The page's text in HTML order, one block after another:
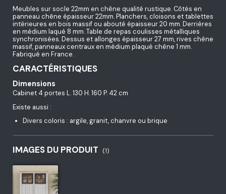
Meubles sur socle 22mm en chêne qualité rustique. Côtés en
panneau chêne épaisseur 22mm. Planchers, cloisons et tablettes
intérieures en bois massif ou abouté épaisseur 20 mm. Derrières
en médium laqué 8 mm. Table de repas coulisses métalliques
synchronisées. Dessus et allonges épaisseur 27 mm, rives chêne
massif, panneaux centraux en médium plaqué chêne 1 mm.
Fabriqué en France.
CARACTÉRISTIQUES
Dimensions
Cabinet 4 portes L. 130 H. 160 P. 42 cm
Existe aussi :
Divers coloris : argile, granit, chanvre ou brique
IMAGES DU PRODUIT (1)